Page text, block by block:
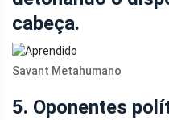
cabeça.
Savant Metahumano
5. Oponentes